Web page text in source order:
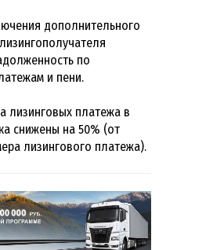
дополнительного
по
и пени.
лизинговых платежа в
снижены на 50% (от
лизингового платежа).